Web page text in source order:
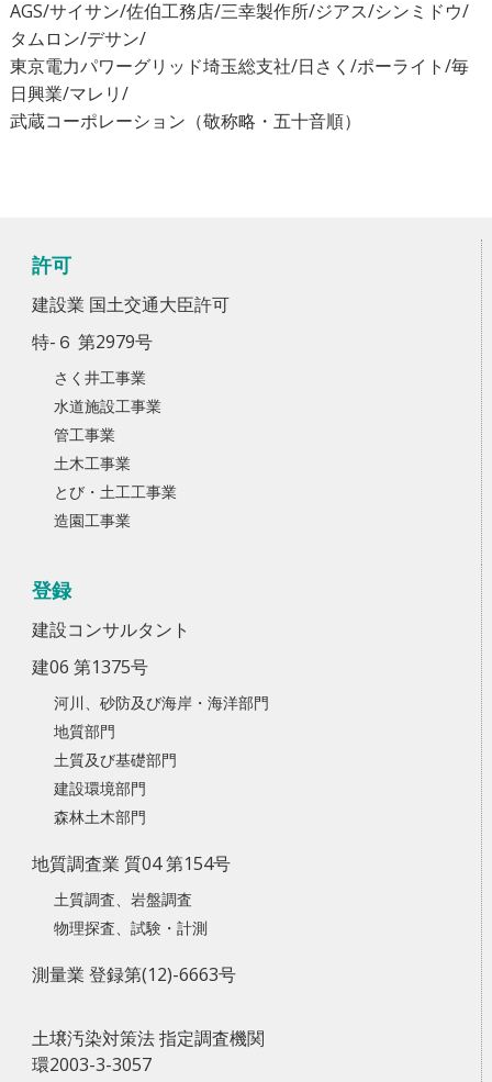
AGS/サイサン/佐伯工務店/三幸製作所/ジアス/シンミドウ/
タムロン/デサン/
東京電力パワーグリッド埼玉総支社/日さく/ポーライト/毎
日興業/マレリ/
武蔵コーポレーション（敬称略・五十音順）
許可
建設業 国土交通大臣許可
特-６ 第2979号
さく井工事業
水道施設工事業
管工事業
土木工事業
とび・土工工事業
造園工事業
登録
建設コンサルタント
建06 第1375号
河川、砂防及び海岸・海洋部門
地質部門
土質及び基礎部門
建設環境部門
森林土木部門
地質調査業 質04 第154号
土質調査、岩盤調査
物理探査、試験・計測
測量業 登録第(12)-6663号
土壌汚染対策法 指定調査機関
環2003-3-3057